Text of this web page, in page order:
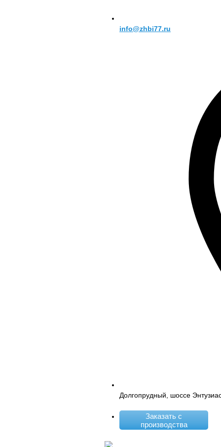
info@zhbi77.ru
Долгопрудный, шоссе
Заказать с
производства